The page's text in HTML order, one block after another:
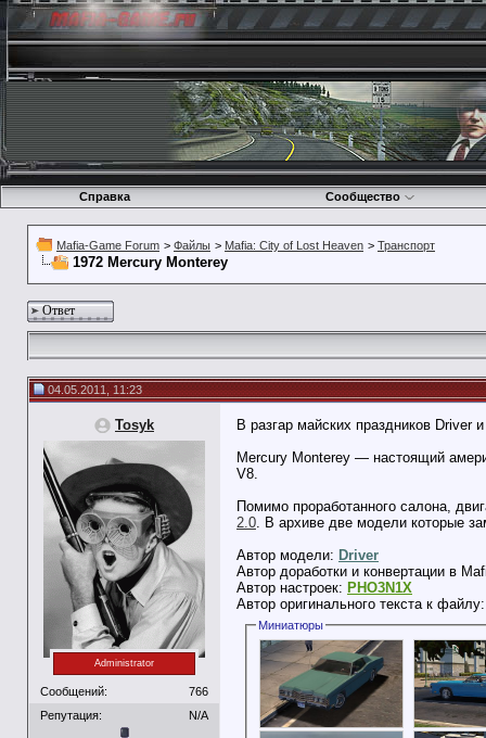
Справка Сообщество
Mafia-Game Forum > Файлы > Mafia: City of Lost Heaven > Транспорт
1972 Mercury Monterey
Ответ
04.05.2011, 11:23
Tosyk
Administrator
Сообщений:
766
Репутация:
N/A
В разгар майских праздников
Mercury Monterey — настоящий
V8.
Помимо проработанного салона,
2.0. В архиве две модели которые
Автор модели: Driver
Автор доработки и конвертации в
Автор настроек: PHO3N1X
Автор оригинального текста к
Миниатюры